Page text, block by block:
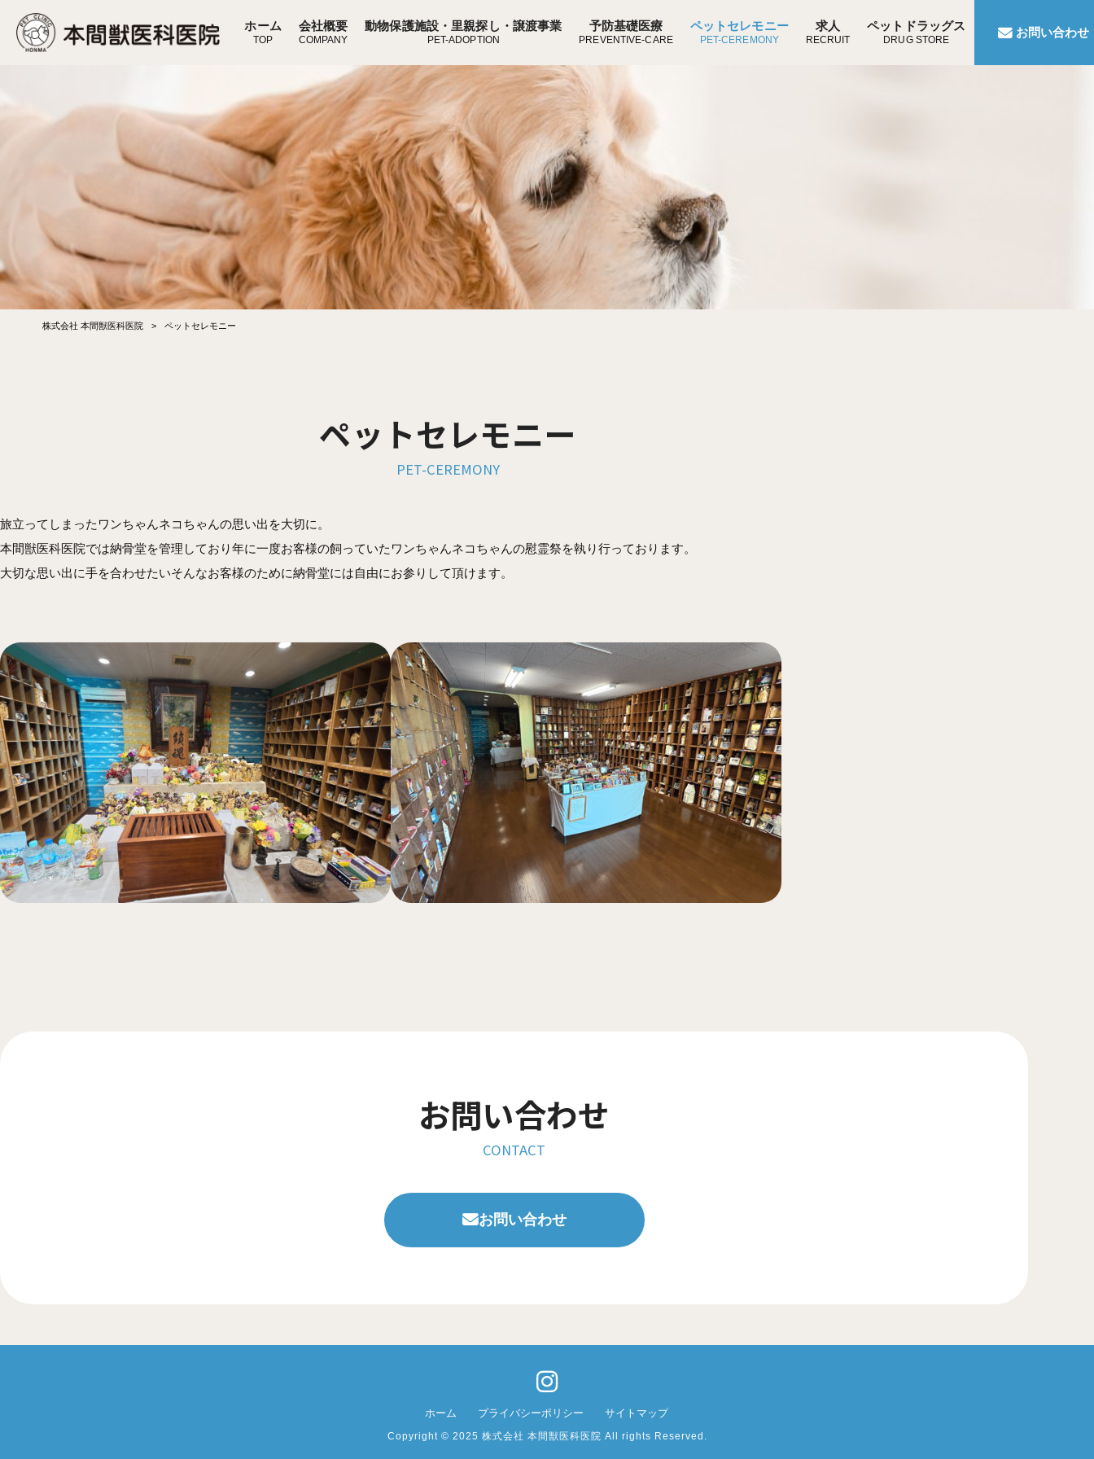
ホーム
TOP
会社概要
COMPANY
動物保護施設・里親探し・譲渡事業
PET-ADOPTION
予防基礎医療
PREVENTIVE-CARE
ペットセレモニー
PET-CEREMONY
求人
RECRUIT
ペットドラッグス
DRUG STORE
お問い合わせ
株式会社 本間獣医科医院 > ペットセレモニー
ペットセレモニー
PET-CEREMONY
旅立ってしまったワンちゃんネコちゃんの思い出を大切に。
本間獣医科医院では納骨堂を管理しており年に一度お客様の飼っていたワンちゃんネコちゃんの慰霊祭を執り行っております。
大切な思い出に手を合わせたいそんなお客様のために納骨堂には自由にお参りして頂けます。
お問い合わせ
CONTACT
お問い合わせ
ホーム プライバシーポリシー サイトマップ
Copyright © 2025 株式会社 本間獣医科医院 All rights Reserved.